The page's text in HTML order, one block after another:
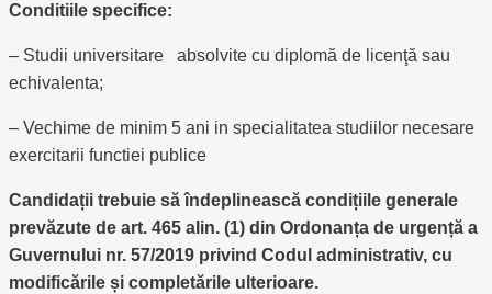
Conditiile specifice:
– Studii universitare absolvite cu diplomă de licenţă sau
echivalenta;
– Vechime de minim 5 ani in specialitatea studiilor necesare
exercitarii functiei publice
Candidații trebuie să îndeplinească condițiile generale
prevăzute de art. 465 alin. (1) din Ordonanța de urgență a
Guvernului nr. 57/2019 privind Codul administrativ, cu
modificările și completările ulterioare.